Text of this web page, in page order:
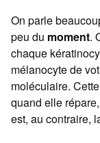
On parle
peu du moment.
chaque
mélanocyte de
moléculaire.
quand elle
est, au contraire,